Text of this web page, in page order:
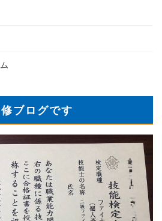
ブログです